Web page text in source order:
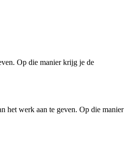
Op die manier krijg je de
het werk aan te geven. Op die manier